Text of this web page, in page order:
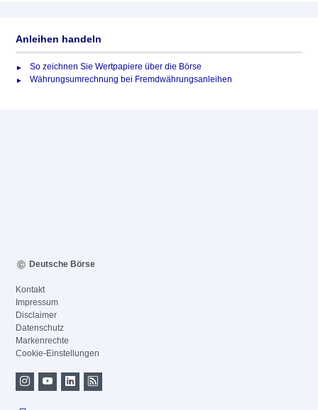
Anleihen handeln
So zeichnen Sie Wertpapiere über die Börse
Währungsumrechnung bei Fremdwährungsanleihen
Deutsche Börse
Kontakt
Impressum
Disclaimer
Datenschutz
Markenrechte
Cookie-Einstellungen